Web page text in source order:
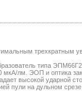
трехкратным
типа
мкА/лм. ЭОП и оптика
высокой ударной
пули на дульном